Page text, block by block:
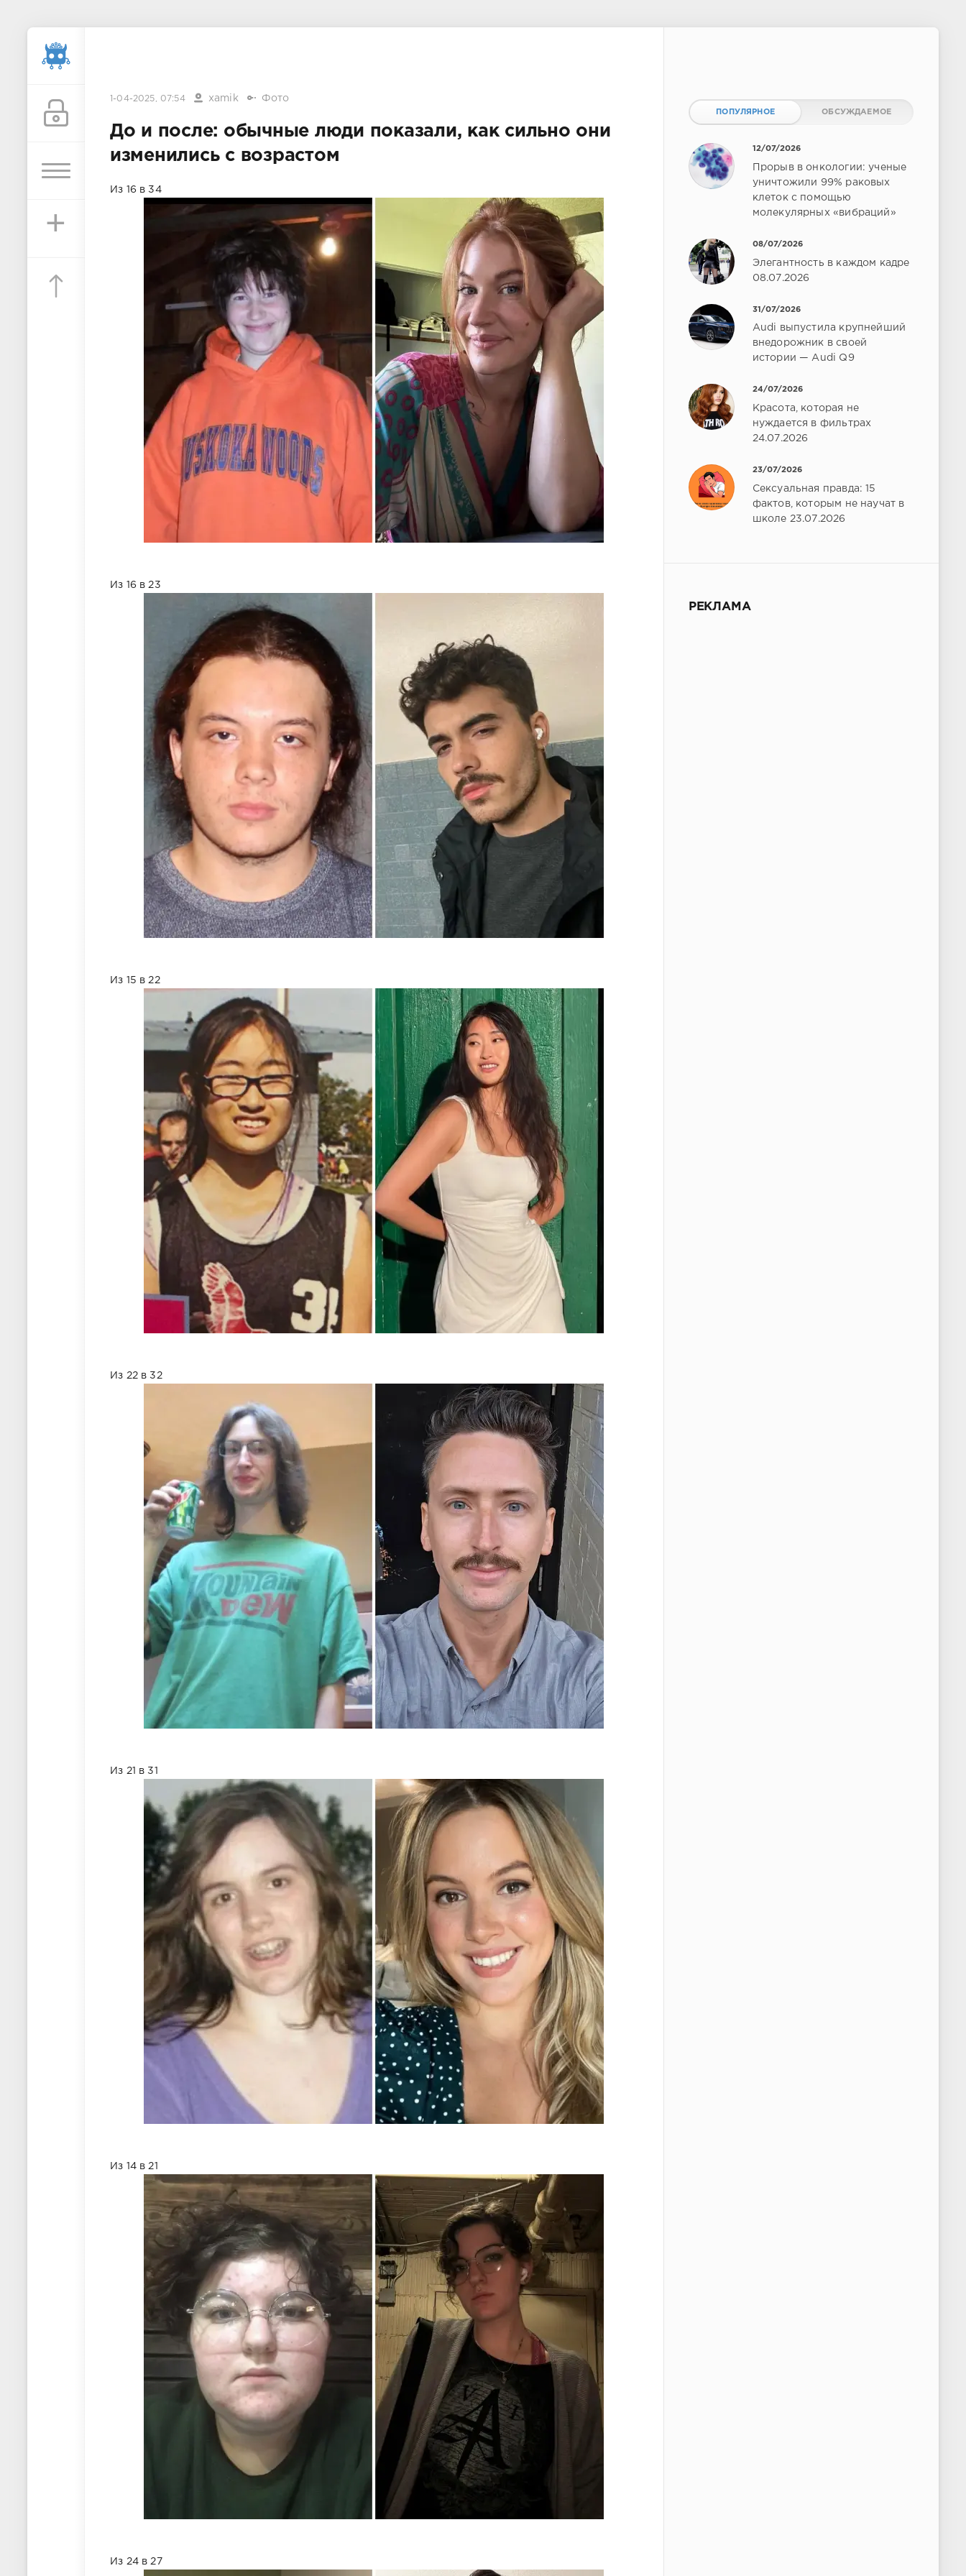
+
1-04-2025, 07:54 xamik Фото
До и после: обычные люди показали, как сильно они
изменились с возрастом
Из 16 в 34
Из 16 в 23
Из 15 в 22
Из 22 в 32
Из 21 в 31
Из 14 в 21
Из 24 в 27
ПОПУЛЯРНОЕ ОБСУЖДАЕМОЕ
12/07/2026
Прорыв в онкологии: ученые
уничтожили 99% раковых
клеток с помощью
молекулярных «вибраций»
08/07/2026
Элегантность в каждом кадре
08.07.2026
31/07/2026
Audi выпустила крупнейший
внедорожник в своей
истории — Audi Q9
24/07/2026
Красота, которая не
нуждается в фильтрах
24.07.2026
23/07/2026
Сексуальная правда: 15
фактов, которым не научат в
школе 23.07.2026
РЕКЛАМА